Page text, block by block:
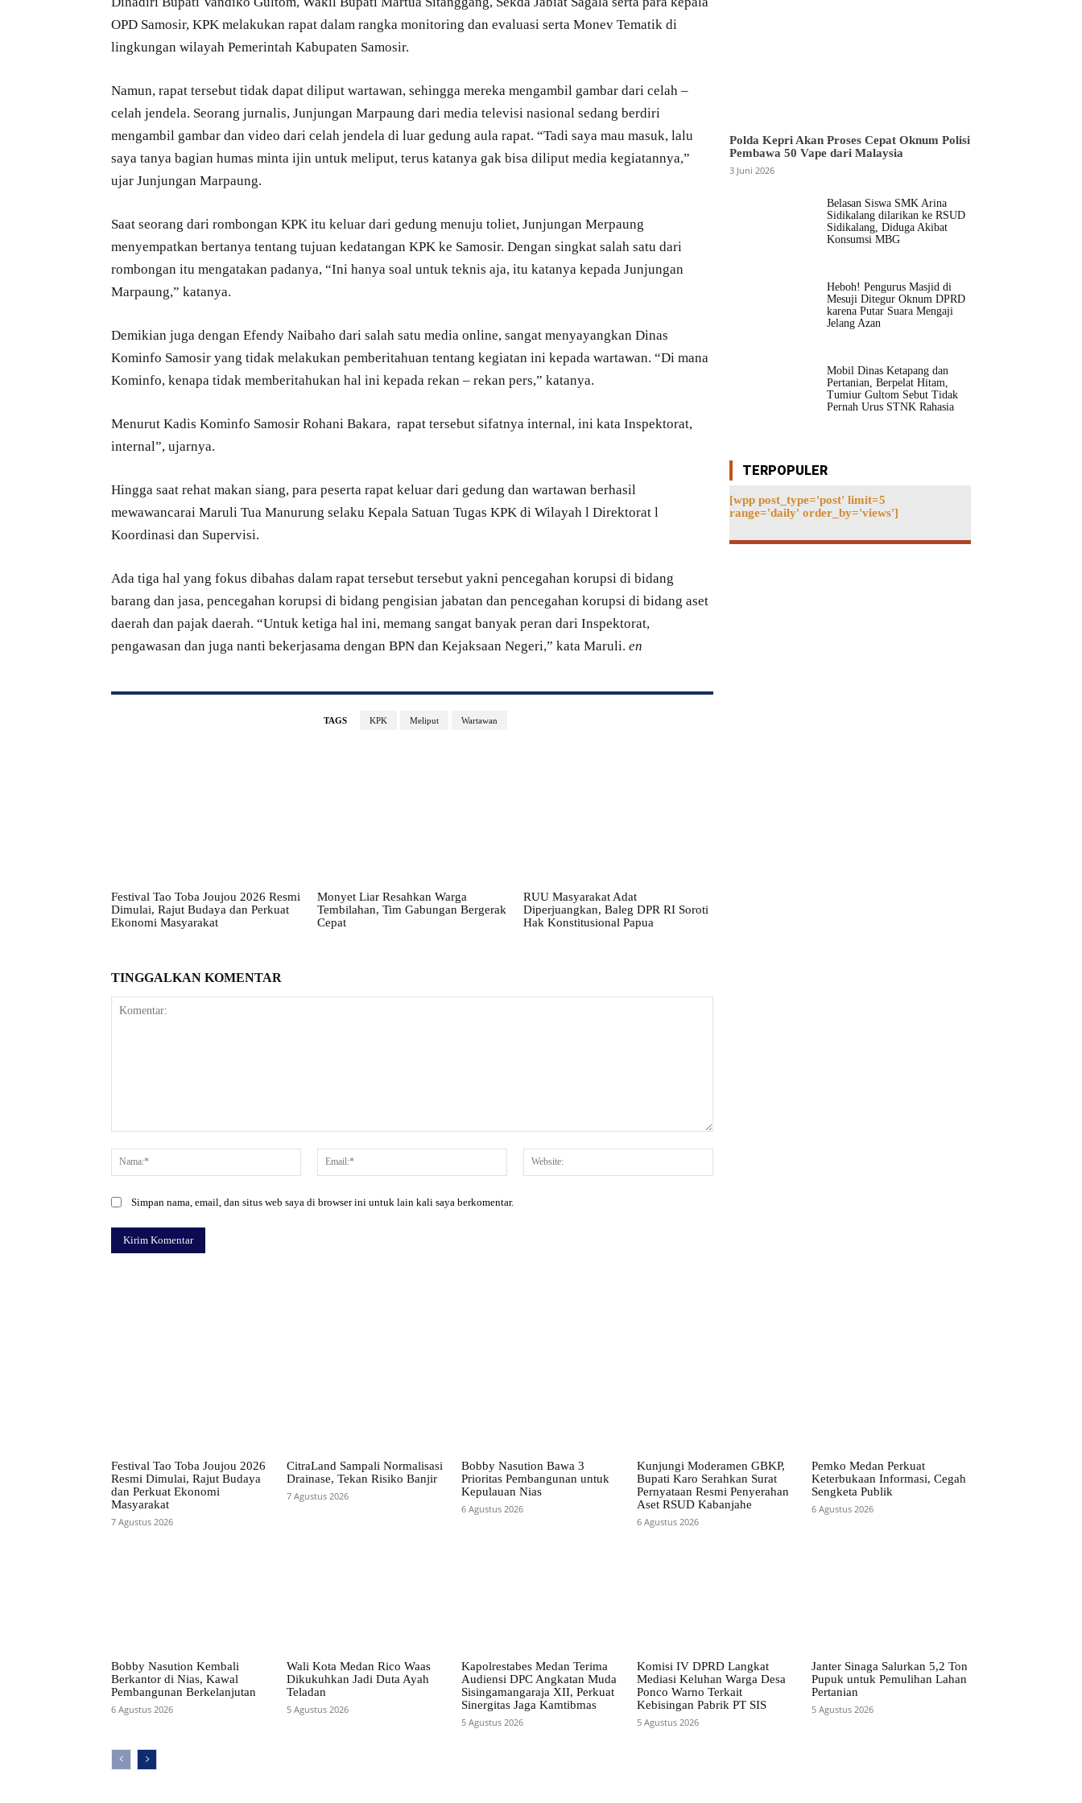
OPD Samosir, KPK melakukan rapat dalam rangka monitoring dan evaluasi serta Monev Tematik di
lingkungan wilayah Pemerintah Kabupaten Samosir.
Namun, rapat tersebut tidak dapat diliput wartawan, sehingga mereka mengambil gambar dari celah –
celah jendela. Seorang jurnalis, Junjungan Marpaung dari media televisi nasional sedang berdiri
mengambil gambar dan video dari celah jendela di luar gedung aula rapat. “Tadi saya mau masuk, lalu
saya tanya bagian humas minta ijin untuk meliput, terus katanya gak bisa diliput media kegiatannya,”
ujar Junjungan Marpaung.
Saat seorang dari rombongan KPK itu keluar dari gedung menuju toliet, Junjungan Merpaung
menyempatkan bertanya tentang tujuan kedatangan KPK ke Samosir. Dengan singkat salah satu dari
rombongan itu mengatakan padanya, “Ini hanya soal untuk teknis aja, itu katanya kepada Junjungan
Marpaung,” katanya.
Demikian juga dengan Efendy Naibaho dari salah satu media online, sangat menyayangkan Dinas
Kominfo Samosir yang tidak melakukan pemberitahuan tentang kegiatan ini kepada wartawan. “Di mana
Kominfo, kenapa tidak memberitahukan hal ini kepada rekan – rekan pers,” katanya.
Menurut Kadis Kominfo Samosir Rohani Bakara, rapat tersebut sifatnya internal, ini kata Inspektorat,
internal”, ujarnya.
Hingga saat rehat makan siang, para peserta rapat keluar dari gedung dan wartawan berhasil
mewawancarai Maruli Tua Manurung selaku Kepala Satuan Tugas KPK di Wilayah l Direktorat l
Koordinasi dan Supervisi.
Ada tiga hal yang fokus dibahas dalam rapat tersebut tersebut yakni pencegahan korupsi di bidang
barang dan jasa, pencegahan korupsi di bidang pengisian jabatan dan pencegahan korupsi di bidang aset
daerah dan pajak daerah. “Untuk ketiga hal ini, memang sangat banyak peran dari Inspektorat,
pengawasan dan juga nanti bekerjasama dengan BPN dan Kejaksaan Negeri,” kata Maruli. en
TAGS KPK Meliput Wartawan
Festival Tao Toba Joujou 2026 Resmi
Dimulai, Rajut Budaya dan Perkuat
Ekonomi Masyarakat
Monyet Liar Resahkan Warga
Tembilahan, Tim Gabungan Bergerak
Cepat
RUU Masyarakat Adat
Diperjuangkan, Baleg DPR RI Soroti
Hak Konstitusional Papua
TINGGALKAN KOMENTAR
Nama:*
Email:*
Simpan nama, email, dan situs web saya di browser ini untuk lain kali saya berkomentar.
Polda Kepri Akan Proses Cepat Oknum Polisi
Pembawa 50 Vape dari Malaysia
3 Juni 2026
Belasan Siswa SMK Arina
Sidikalang dilarikan ke RSUD
Sidikalang, Diduga Akibat
Konsumsi MBG
Heboh! Pengurus Masjid di
Mesuji Ditegur Oknum DPRD
karena Putar Suara Mengaji
Jelang Azan
Mobil Dinas Ketapang dan
Pertanian, Berpelat Hitam,
Tumiur Gultom Sebut Tidak
Pernah Urus STNK Rahasia
TERPOPULER
[wpp post_type='post' limit=5
range='daily' order_by='views']
Festival Tao Toba Joujou 2026
Resmi Dimulai, Rajut Budaya
dan Perkuat Ekonomi
Masyarakat
7 Agustus 2026
CitraLand Sampali Normalisasi
Drainase, Tekan Risiko Banjir
7 Agustus 2026
Bobby Nasution Bawa 3
Prioritas Pembangunan untuk
Kepulauan Nias
6 Agustus 2026
Kunjungi Moderamen GBKP,
Bupati Karo Serahkan Surat
Pernyataan Resmi Penyerahan
Aset RSUD Kabanjahe
6 Agustus 2026
Pemko Medan Perkuat
Keterbukaan Informasi, Cegah
Sengketa Publik
6 Agustus 2026
Bobby Nasution Kembali
Berkantor di Nias, Kawal
Pembangunan Berkelanjutan
6 Agustus 2026
Wali Kota Medan Rico Waas
Dikukuhkan Jadi Duta Ayah
Teladan
5 Agustus 2026
Kapolrestabes Medan Terima
Audiensi DPC Angkatan Muda
Sisingamangaraja XII, Perkuat
Sinergitas Jaga Kamtibmas
5 Agustus 2026
Komisi IV DPRD Langkat
Mediasi Keluhan Warga Desa
Ponco Warno Terkait
Kebisingan Pabrik PT SIS
5 Agustus 2026
Janter Sinaga Salurkan 5,2 Ton
Pupuk untuk Pemulihan Lahan
Pertanian
5 Agustus 2026